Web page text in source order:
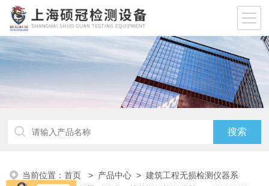
当前位置：首页 > 产品中心 >建筑工程无损检测仪器系